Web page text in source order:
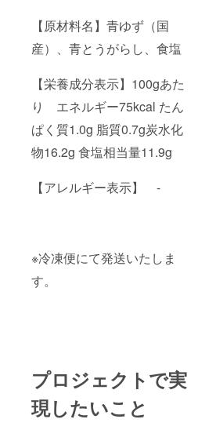
【原材料名】青ゆず（国
産）、青とうがらし、食塩
【栄養成分表示】100gあた
り エネルギー75kcal たん
ぱく質1.0g 脂質0.7g炭水化
物16.2g 食塩相当量11.9g
【アレルギー表示】 -
※冷凍便にて発送いたしま
す。
プロジェクトで実
現したいこと